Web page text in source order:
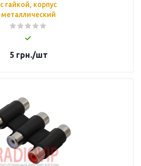
c гайкой, корпус
металлический
5грн./шт